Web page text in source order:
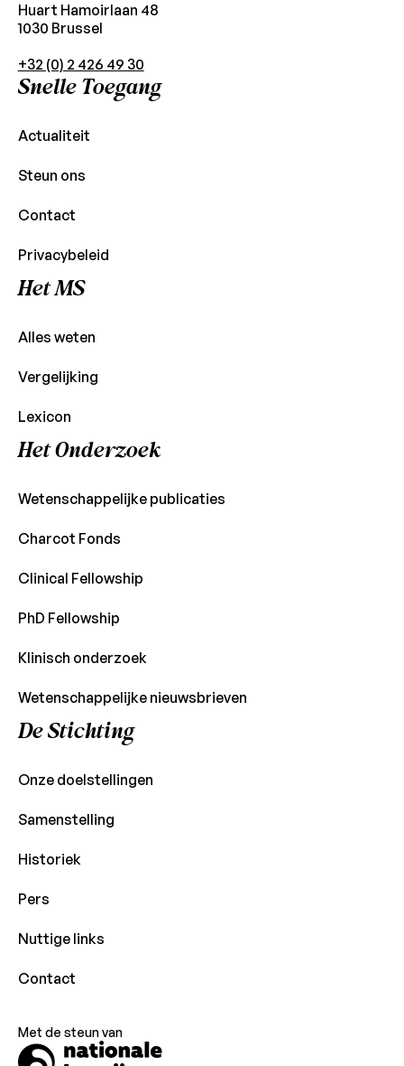
Huart Hamoirlaan 48
1030 Brussel
+32 (0) 2 426 49 30
Snelle Toegang
Actualiteit
Steun ons
Contact
Privacybeleid
Het MS
Alles weten
Vergelijking
Lexicon
Het Onderzoek
Wetenschappelijke publicaties
Charcot Fonds
Clinical Fellowship
PhD Fellowship
Klinisch onderzoek
Wetenschappelijke nieuwsbrieven
De Stichting
Onze doelstellingen
Samenstelling
Historiek
Pers
Nuttige links
Contact
Met de steun van